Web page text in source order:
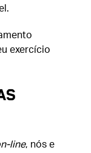
exercício
line, nós e